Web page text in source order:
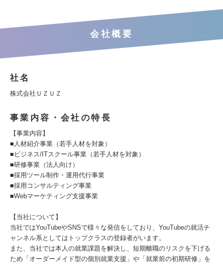
会社概要
社名
株式会社ＵＺＵＺ
事業内容・会社の特長
【事業内容】
■人材紹介事業（若手人材を対象）
■ビジネス/ITスクール事業（若手人材を対象）
■研修事業（法人向け）
■採用ツール制作・運用代行事業
■採用コンサルティング事業
■Webマーケティング支援事業
【当社について】
当社ではYouTubeやSNSで様々な発信をしており、YouTubeの就活チ
ャンネル系としてはトップクラスの登録者がいます。
また、当社では本人の就業課題を解決し、短期離職のリスクを下げる
ため「オーダーメイド型の個別就業支援」や「就業前の初期研修」を